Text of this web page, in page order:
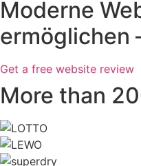
Moderne
ermöglichen
Get a free website review
More than